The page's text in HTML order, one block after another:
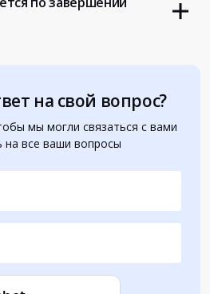
на свой вопрос?
мы могли связаться с вами
на все ваши вопросы